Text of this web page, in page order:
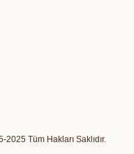
2025 Tüm Hakları Saklıdır.